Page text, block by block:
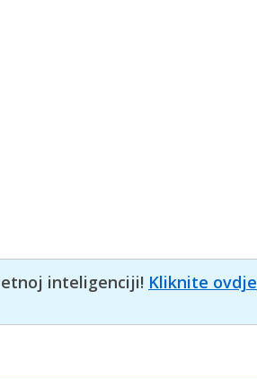
inteligenciji! Kliknite ovdje